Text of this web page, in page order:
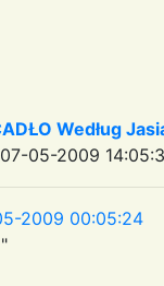
Według
07-05-2009
2009 00:05:24